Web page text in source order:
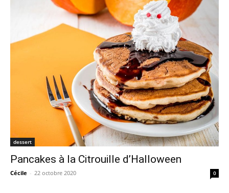
dessert
Pancakes à la Citrouille d’Halloween
Cécile - 22 octobre 2020 0